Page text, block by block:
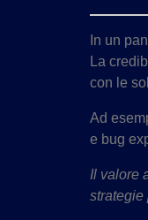
In un
La
con le
Ad
e bug
Il valore
strategie